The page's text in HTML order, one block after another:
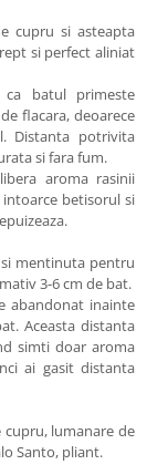
cupru si asteapta
si perfect aliniat
ca batul primeste
flacara, deoarece
Distanta potrivita
si fara fum.
aroma rasinii
betisorul si
mentinuta pentru
3-6 cm de bat.
abandonat inainte
Aceasta distanta
simti doar aroma
ai gasit distanta
lumanare de
Santo, pliant.